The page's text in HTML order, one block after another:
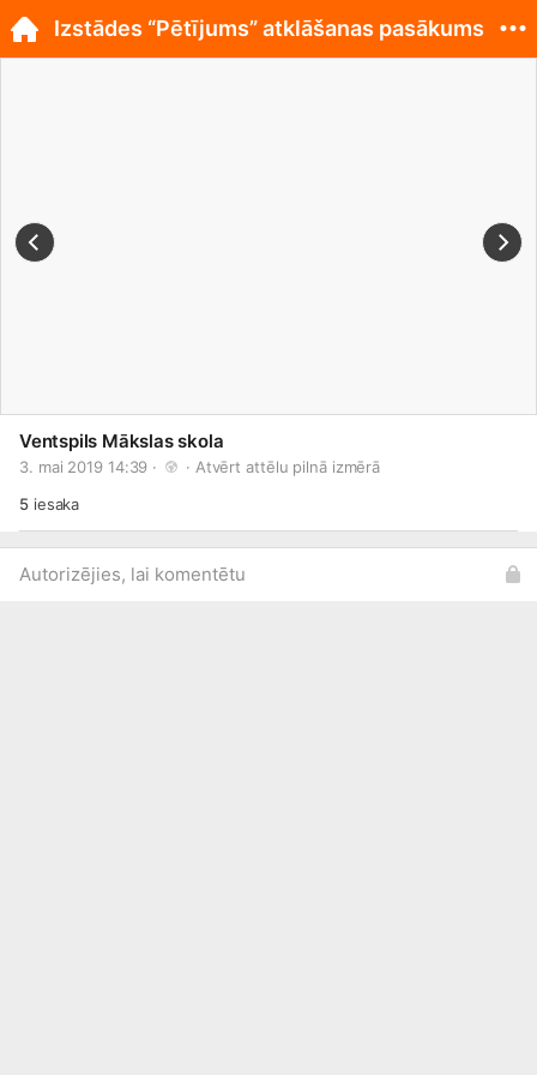
Ventspils Mākslas skola
3. mai 2019 14:39 · · Atvērt attēlu pilnā izmērā
5iesaka
Autorizējies, lai komentētu
Izstādes “Pētījums” atklāšanas pasākums